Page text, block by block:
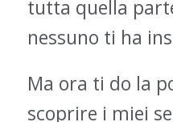
tutta quella
nessuno ti ha
Ma ora ti do la
scoprire i miei